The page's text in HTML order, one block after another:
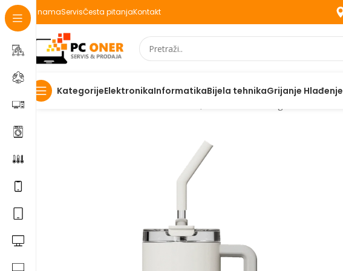
O namaServisČesta pitanjaKontakt
KategorijeElektronikaInformatikaBijela tehnikaGrijanje Hlađenje
Početna